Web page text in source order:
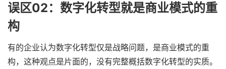
误区02：数字化转型就是商业模式的重
构
有的企业认为数字化转型仅是战略问题，是商业模式的重
构，这种观点是片面的，没有完整概括数字化转型的实质。